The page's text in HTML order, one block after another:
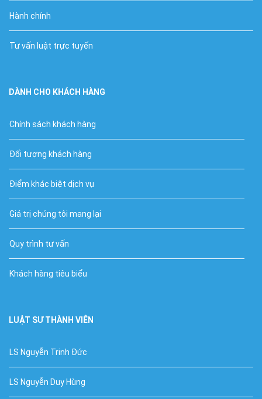
Hành chính
Tư vấn luật trực tuyến
DÀNH CHO KHÁCH HÀNG
Chính sách khách hàng
Đối tượng khách hàng
Điểm khác biệt dịch vụ
Giá trị chúng tôi mang lại
Quy trình tư vấn
Khách hàng tiêu biểu
LUẬT SƯ THÀNH VIÊN
LS Nguyễn Trinh Đức
LS Nguyễn Duy Hùng